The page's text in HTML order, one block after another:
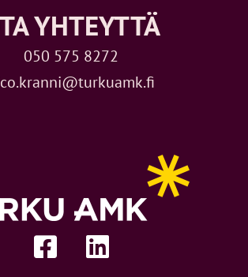
YHTEYTTÄ
050 575 8272
Facebook-
square
Linkedin